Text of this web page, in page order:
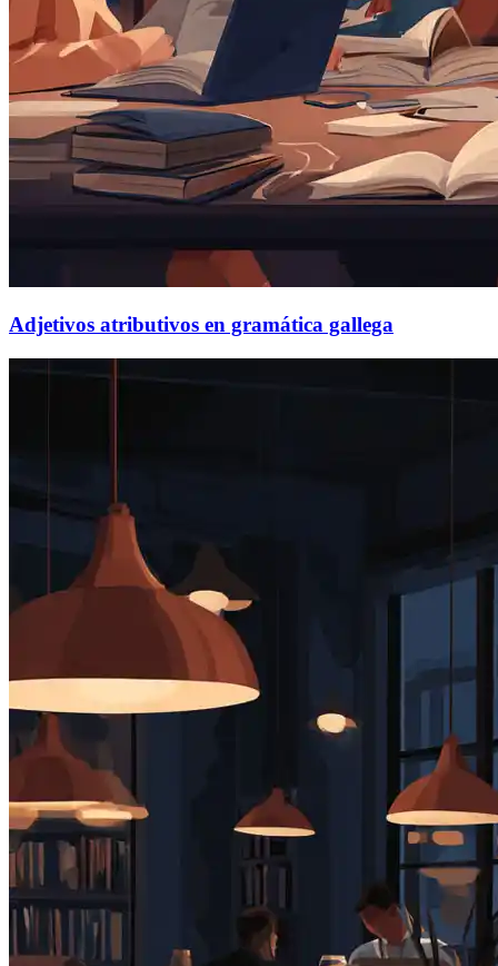
Adjetivos atributivos en gramática gallega